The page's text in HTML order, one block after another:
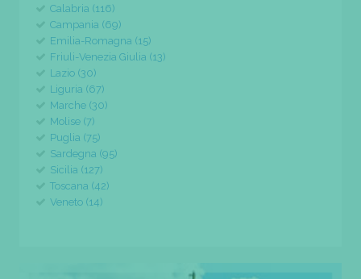
Calabria (116)
Campania (69)
Emilia-Romagna (15)
Friuli-Venezia Giulia (13)
Lazio (30)
Liguria (67)
Marche (30)
Molise (7)
Puglia (75)
Sardegna (95)
Sicilia (127)
Toscana (42)
Veneto (14)